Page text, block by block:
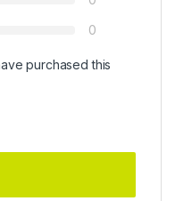
0
purchased this